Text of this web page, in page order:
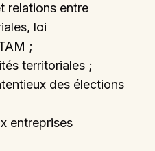
relations entre
loi
;
territoriales ;
des élections
entreprises